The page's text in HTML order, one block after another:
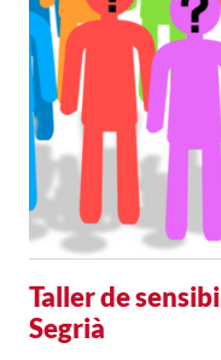
Taller de
Segrià